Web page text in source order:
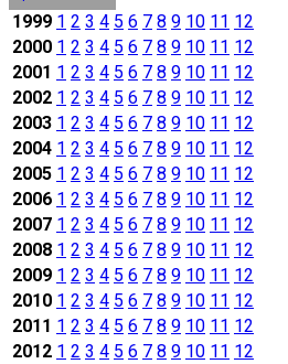
1999 1 2 3 4 5 6 7 8 9 10 11 12
2000 1 2 3 4 5 6 7 8 9 10 11 12
2001 1 2 3 4 5 6 7 8 9 10 11 12
2002 1 2 3 4 5 6 7 8 9 10 11 12
2003 1 2 3 4 5 6 7 8 9 10 11 12
2004 1 2 3 4 5 6 7 8 9 10 11 12
2005 1 2 3 4 5 6 7 8 9 10 11 12
2006 1 2 3 4 5 6 7 8 9 10 11 12
2007 1 2 3 4 5 6 7 8 9 10 11 12
2008 1 2 3 4 5 6 7 8 9 10 11 12
2009 1 2 3 4 5 6 7 8 9 10 11 12
2010 1 2 3 4 5 6 7 8 9 10 11 12
2011 1 2 3 4 5 6 7 8 9 10 11 12
2012 1 2 3 4 5 6 7 8 9 10 11 12